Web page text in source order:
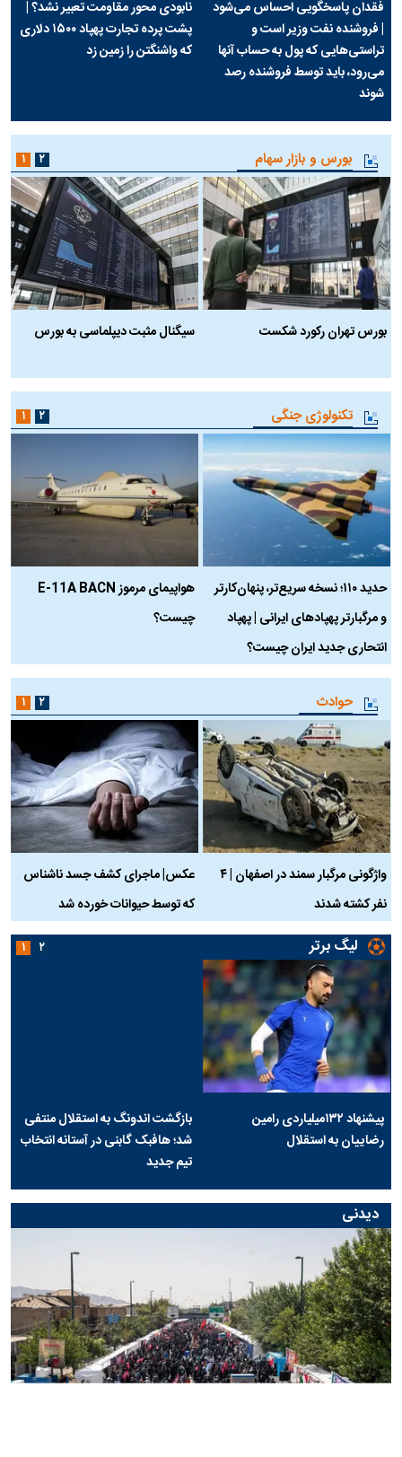
در وزارت نفت «رهاشدگی» و
فقدان پاسخگویی احساس می‌شود
| فروشنده نفت وزیر است و
تراستی‌هایی که پول به حساب آنها
می‌رود، باید توسط فروشنده رصد
شوند
چرا رویای آمریکایی سرنگونی رژیم و
نابودی محور مقاومت تعبیر نشد؟ |
بورس و بازار سهام
بورس تهران رکورد شکست
سیگنال مثبت دیپلماسی به بورس
۱ ۲
تکنولوژی جنگی
حدید ۱۱۰؛ نسخه سریع‌تر، پنهان‌کارتر
و مرگبارتر پهپادهای ایرانی | پهپاد
انتحاری جدید ایران چیست؟
چیست؟
۱ ۲
حوادث
واژگونی مرگبار سمند در اصفهان | ۴
نفر کشته شدند
عکس| ماجرای کشف جسد ناشناس
۱ ۲
لیگ برتر
رضاییان به استقلال
بازگشت اندونگ به استقلال منتفی
شد؛ هافبک گابنی در آستانه انتخاب
دیدنی